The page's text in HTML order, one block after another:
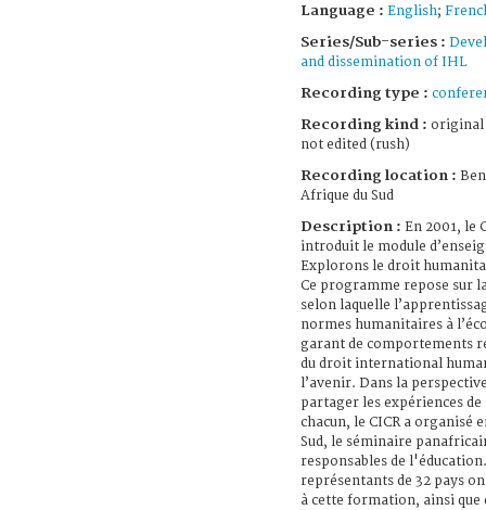
Language : English;
Series/Sub-series :
and dissemination of IHL
Recording type :
Recording kind : original
not edited (rush)
Recording location :
Afrique du Sud
Description : En 2001, le
introduit le module
Explorons le droit
Ce programme repose sur
selon laquelle
normes humanitaires à
garant de comportements
du droit international
l’avenir. Dans la
partager les expériences
chacun, le CICR a organisé
Sud, le séminaire
responsables de
représentants de 32 pays
à cette formation, ainsi que